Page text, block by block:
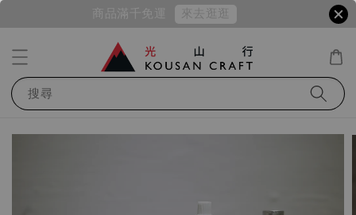
商品滿千免運 來去逛逛
搜尋